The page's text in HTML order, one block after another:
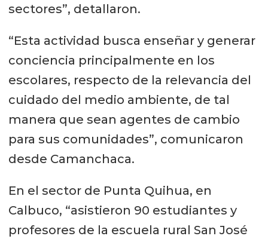
sectores”, detallaron.
“Esta actividad busca enseñar y generar
conciencia principalmente en los
escolares, respecto de la relevancia del
cuidado del medio ambiente, de tal
manera que sean agentes de cambio
para sus comunidades”, comunicaron
desde Camanchaca.
En el sector de Punta Quihua, en
Calbuco, “asistieron 90 estudiantes y
profesores de la escuela rural San José